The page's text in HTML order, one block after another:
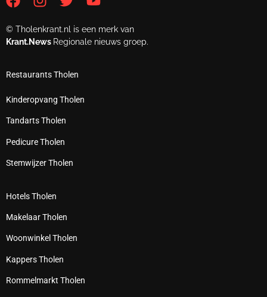
© Tholenkrant.nl is een merk van
Krant.News Regionale nieuws groep.
Restaurants Tholen
Kinderopvang Tholen
Tandarts Tholen
Pedicure Tholen
Stemwijzer Tholen
Hotels Tholen
Makelaar Tholen
Woonwinkel Tholen
Kappers Tholen
Rommelmarkt Tholen